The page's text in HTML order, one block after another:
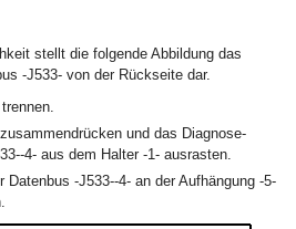
stellt die folgende Abbildung das
-J533- von der Rückseite dar.
und das Diagnose-
4- aus dem Halter -1- ausrasten.
Datenbus -J533--4- an der Aufhängung -5-